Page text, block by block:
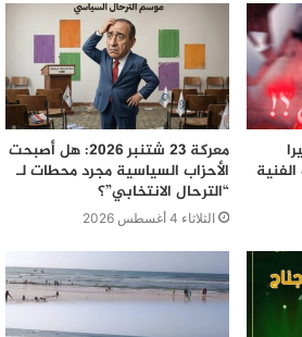
معركة 23 شتنبر 2026: هل أصبحت
الأحزاب السياسية مجرد محطات لـ
“الترحال الانتخابي”؟
الثلاثاء 4 أغسطس 2026